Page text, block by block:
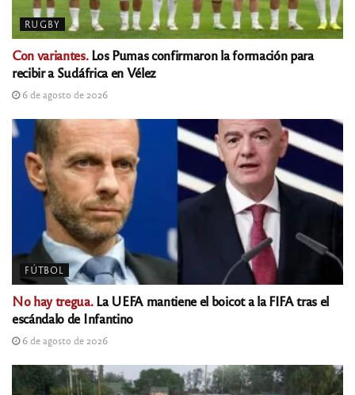
RUGBY
Con variantes.Los Pumas confirmaron la formación para
recibir a Sudáfrica en Vélez
6 de agosto de 2026
FÚTBOL
No hay tregua.La UEFA mantiene el boicot a la FIFA tras el
escándalo de Infantino
6 de agosto de 2026